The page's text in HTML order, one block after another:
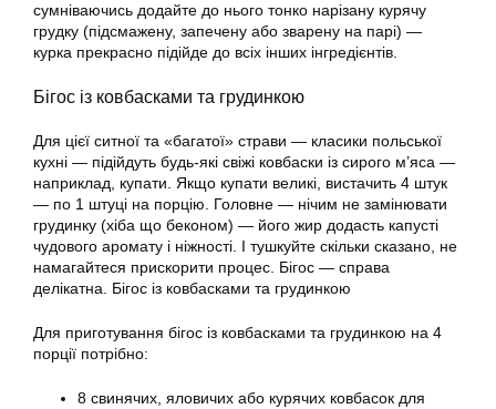
сумніваючись додайте до нього тонко нарізану курячу
грудку (підсмажену, запечену або зварену на парі) —
курка прекрасно підійде до всіх інших інгредієнтів.
Бігос із ковбасками та грудинкою
Для цієї ситної та «багатої» страви — класики польської
кухні — підійдуть будь-які свіжі ковбаски із сирого м’яса —
наприклад, купати. Якщо купати великі, вистачить 4 штук
— по 1 штуці на порцію. Головне — нічим не замінювати
грудинку (хіба що беконом) — його жир додасть капусті
чудового аромату і ніжності. І тушкуйте скільки сказано, не
намагайтеся прискорити процес. Бігос — справа
делікатна. Бігос із ковбасками та грудинкою
Для приготування бігос із ковбасками та грудинкою на 4
порції потрібно:
8 свинячих, яловичих або курячих ковбасок для